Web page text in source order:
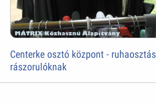
Centerke osztó központ - ruhaosztás
rászorulóknak